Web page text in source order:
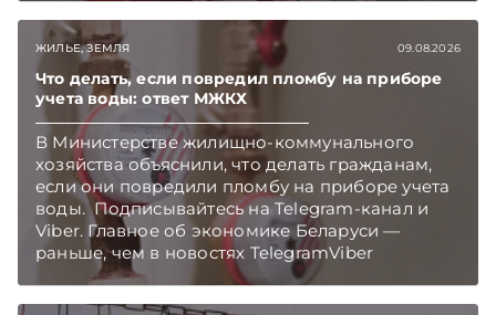
TelegramViber
ЖИЛЬЕ, ЗЕМЛЯ 09.08.2026
Что делать, если повредил пломбу на приборе
учета воды: ответ МЖКХ
В Министерстве жилищно-коммунального
хозяйства объяснили, что делать гражданам,
если они повредили пломбу на приборе учета
воды. Подписывайтесь на Telegram‑канал и
Viber. Главное об экономике Беларуси —
раньше, чем в новостях TelegramViber